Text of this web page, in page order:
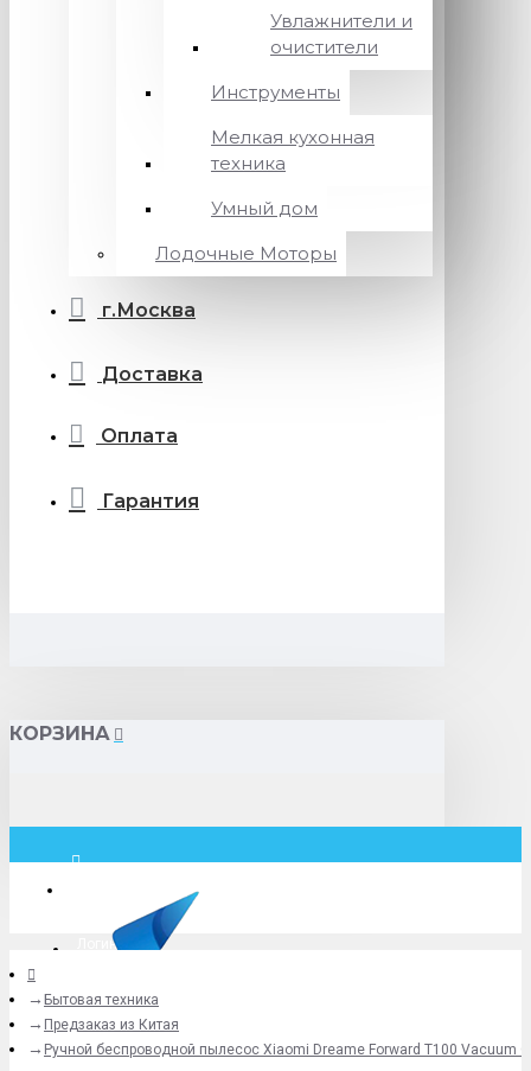
Увлажнители и
очистители
Инструменты
Мелкая кухонная
техника
Умный дом
Лодочные Моторы
г.Москва
Доставка
Оплата
Гарантия
КОРЗИНА
Логин
+79775619766
Бытовая техника
Предзаказ из Китая
Ручной беспроводной пылесос Xiaomi Dreame Forward T100 Vacuum